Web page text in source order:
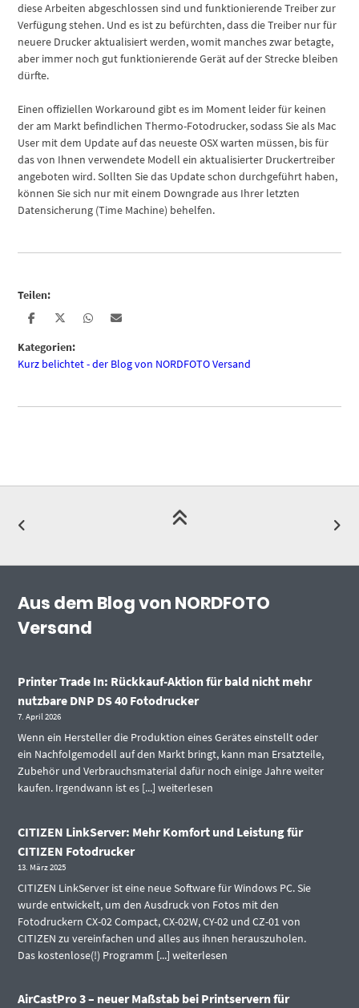
diese Arbeiten abgeschlossen sind und funktionierende Treiber zur
Verfügung stehen. Und es ist zu befürchten, dass die Treiber nur für
neuere Drucker aktualisiert werden, womit manches zwar betagte,
aber immer noch gut funktionierende Gerät auf der Strecke bleiben
dürfte.
Einen offiziellen Workaround gibt es im Moment leider für keinen
der am Markt befindlichen Thermo-Fotodrucker, sodass Sie als Mac
User mit dem Update auf das neueste OSX warten müssen, bis für
das von Ihnen verwendete Modell ein aktualisierter Druckertreiber
angeboten wird. Sollten Sie das Update schon durchgeführt haben,
können Sie sich nur mit einem Downgrade aus Ihrer letzten
Datensicherung (Time Machine) behelfen.
Teilen:
Kategorien:
Kurz belichtet - der Blog von NORDFOTO Versand
Aus dem Blog von NORDFOTO
Versand
Printer Trade In: Rückkauf-Aktion für bald nicht mehr
nutzbare DNP DS 40 Fotodrucker
7. April 2026
Wenn ein Hersteller die Produktion eines Gerätes einstellt oder
ein Nachfolgemodell auf den Markt bringt, kann man Ersatzteile,
Zubehör und Verbrauchsmaterial dafür noch einige Jahre weiter
kaufen. Irgendwann ist es [...]weiterlesen
CITIZEN LinkServer: Mehr Komfort und Leistung für
CITIZEN Fotodrucker
13. März 2025
CITIZEN LinkServer ist eine neue Software für Windows PC. Sie
wurde entwickelt, um den Ausdruck von Fotos mit den
Fotodruckern CX-02 Compact, CX-02W, CY-02 und CZ-01 von
CITIZEN zu vereinfachen und alles aus ihnen herauszuholen.
Das kostenlose(!) Programm [...]weiterlesen
AirCastPro 3 – neuer Maßstab bei Printservern für